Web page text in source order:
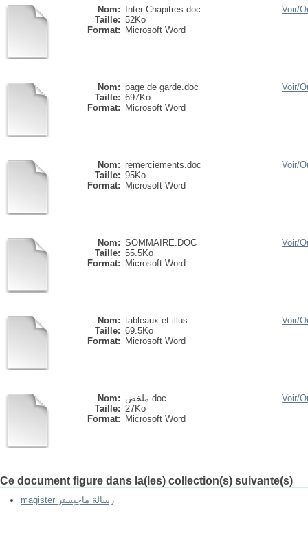
Nom:
Inter Chapitres.doc
Taille: 52Ko
Format:
Microsoft Word
Voir/
Nom: page de garde.doc
Taille: 697Ko
Format:
Microsoft Word
Voir/
Nom: remerciements.doc
Taille: 95Ko
Format:
Microsoft Word
Voir/
Nom: SOMMAIRE.DOC
Taille: 55.5Ko
Format:
Microsoft Word
Voir/
Nom: tableaux et illus ...
Taille: 69.5Ko
Format:
Microsoft Word
Voir/
Nom:
ملخص.doc
Taille: 27Ko
Format:
Microsoft Word
Voir/
Ce document figure dans la(les) collection(s) suivante(s)
magister رسالة ماجيستر